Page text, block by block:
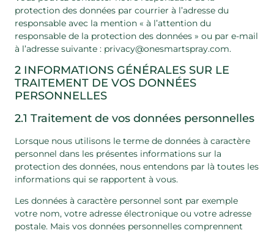
protection des données par courrier à l’adresse du
responsable avec la mention « à l’attention du
responsable de la protection des données » ou par e-mail
à l’adresse suivante : privacy@onesmartspray.com.
2 INFORMATIONS GÉNÉRALES SUR LE
TRAITEMENT DE VOS DONNÉES
PERSONNELLES
2.1 Traitement de vos données personnelles
Lorsque nous utilisons le terme de données à caractère
personnel dans les présentes informations sur la
protection des données, nous entendons par là toutes les
informations qui se rapportent à vous.
Les données à caractère personnel sont par exemple
votre nom, votre adresse électronique ou votre adresse
postale. Mais vos données personnelles comprennent